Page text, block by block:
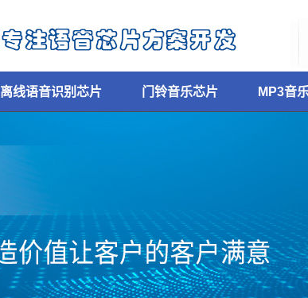
离线语音识别芯片 门铃音乐芯片 MP3音